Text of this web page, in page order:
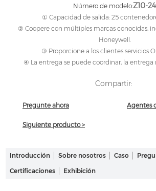
Número de modelo:Z10-24
① Capacidad de salida: 25
② Coopere con múltiples marcas conocidas,
Honeywell.
③ Proporcione a los clientes servicios
④ La entrega se puede coordinar, la entrega
Compartir:
Pregunte ahora Agentes
Siguiente producto >
Introducción Sobre nosotros Caso
Certificaciones
Exhibición